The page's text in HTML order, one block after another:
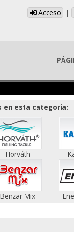
Acceso |
en esta categoría:
Horváth
Benzar Mix